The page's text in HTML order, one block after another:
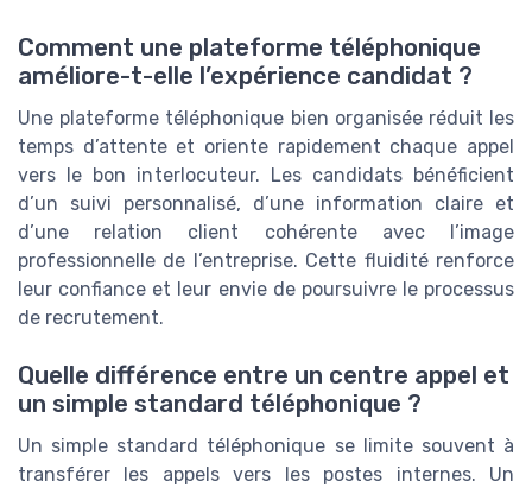
Comment une plateforme téléphonique
améliore-t-elle l’expérience candidat ?
Une plateforme téléphonique bien organisée réduit les
temps d’attente et oriente rapidement chaque appel
vers le bon interlocuteur. Les candidats bénéficient
d’un suivi personnalisé, d’une information claire et
d’une relation client cohérente avec l’image
professionnelle de l’entreprise. Cette fluidité renforce
leur confiance et leur envie de poursuivre le processus
de recrutement.
Quelle différence entre un centre appel et
un simple standard téléphonique ?
Un simple standard téléphonique se limite souvent à
transférer les appels vers les postes internes. Un